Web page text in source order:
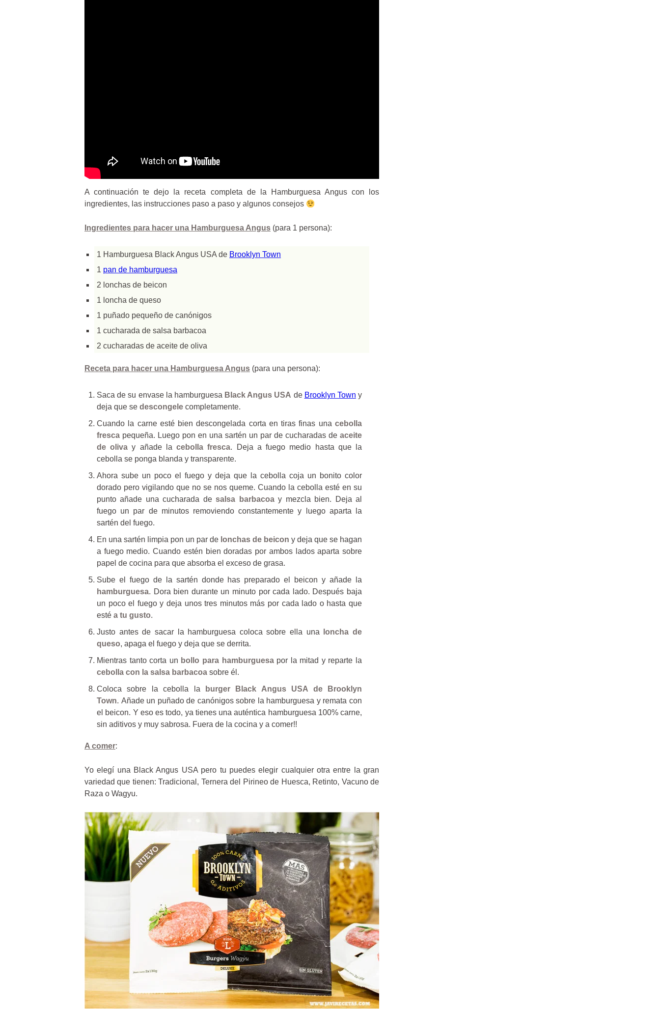
A continuación te dejo la receta completa de la Hamburguesa Angus con los
ingredientes, las instrucciones paso a paso y algunos consejos
Ingredientes para hacer una Hamburguesa Angus (para 1 persona):
1 Hamburguesa Black Angus USA de Brooklyn Town
1 pan de hamburguesa
2 lonchas de beicon
1 loncha de queso
1 puñado pequeño de canónigos
1 cucharada de salsa barbacoa
2 cucharadas de aceite de oliva
Receta para hacer una Hamburguesa Angus (para una persona):
Saca de su envase la hamburguesa Black Angus USA de Brooklyn Town y
deja que se descongele completamente.
Cuando la carne esté bien descongelada corta en tiras finas una cebolla
fresca pequeña. Luego pon en una sartén un par de cucharadas de aceite
de oliva y añade lacebolla fresca. Deja a fuego medio hasta que la
cebolla se ponga blanda y transparente.
Ahora sube un poco el fuego y deja que la cebolla coja un bonito color
dorado pero vigilando que no se nos queme. Cuando la cebolla esté en su
punto añade una cucharada desalsa barbacoay mezcla bien. Deja al
fuego un par de minutos removiendo constantemente y luego aparta la
sartén del fuego.
En una sartén limpia pon un par de lonchas de beicon y deja que se hagan
a fuego medio. Cuando estén bien doradas por ambos lados aparta sobre
papel de cocina para que absorba el exceso de grasa.
Sube el fuego de la sartén donde has preparado el beicon y añade la
hamburguesa. Dora bien durante un minuto por cada lado. Después baja
un poco el fuego y deja unos tres minutos más por cada lado o hasta que
esté a tu gusto.
Justo antes de sacar la hamburguesa coloca sobre ella una
loncha de
queso, apaga el fuego y deja que se derrita.
Mientras tanto corta un bollo para hamburguesapor la mitad y reparte la
cebolla con la salsa barbacoa sobre él.
Coloca sobre la cebolla la
burger Black Angus USA de Brooklyn
Town. Añade un puñado de canónigos sobre la hamburguesa y remata con
el beicon. Y eso es todo, ya tienes una auténtica hamburguesa 100% carne,
sin aditivos y muy sabrosa. Fuera de la cocina y a comer!!
A comer:
Yo elegí una Black Angus USA pero tu puedes elegir cualquier otra entre la gran
variedad que tienen: Tradicional, Ternera del Pirineo de Huesca, Retinto, Vacuno de
Raza o Wagyu.